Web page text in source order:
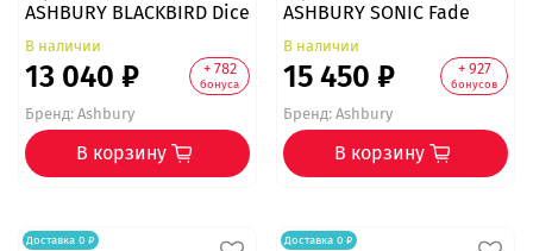
ASHBURY BLACKBIRD Dice
В наличии
13 040 ₽ + 782
бонуса
Бренд:Ashbury
В корзину
ASHBURY SONIC Fade
В наличии
15 450 ₽ + 927
бонусов
Бренд:Ashbury
В корзину
Доставка 0 ₽ Доставка 0 ₽